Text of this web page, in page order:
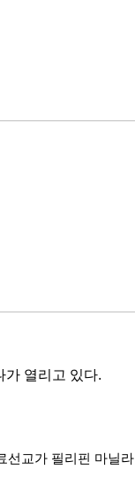
열리고 있다.
교가 필리핀 마닐